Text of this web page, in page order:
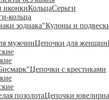
иконкиКольцаСерьги
кольца
зодиака"Кулоны и
мужчинЦепочки для женщин
Цепочки с крестиками
позолотаЦепочки